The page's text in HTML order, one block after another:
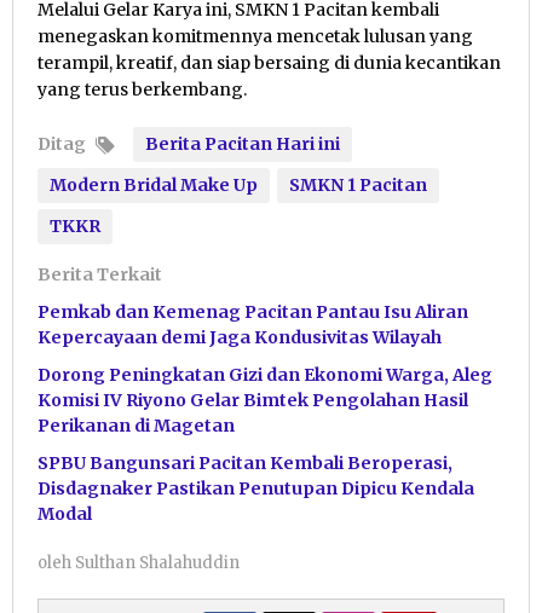
Melalui Gelar Karya ini, SMKN 1 Pacitan kembali
menegaskan komitmennya mencetak lulusan yang
terampil, kreatif, dan siap bersaing di dunia kecantikan
yang terus berkembang.
Ditag
Berita Pacitan Hari ini
Modern Bridal Make Up
SMKN 1 Pacitan
TKKR
Berita Terkait
Pemkab dan Kemenag Pacitan Pantau Isu Aliran
Kepercayaan demi Jaga Kondusivitas Wilayah
Dorong Peningkatan Gizi dan Ekonomi Warga, Aleg
Komisi IV Riyono Gelar Bimtek Pengolahan Hasil
Perikanan di Magetan
SPBU Bangunsari Pacitan Kembali Beroperasi,
Disdagnaker Pastikan Penutupan Dipicu Kendala
Modal
oleh Sulthan Shalahuddin